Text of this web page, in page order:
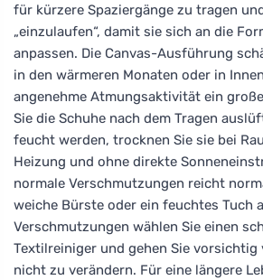
für kürzere Spaziergänge zu tragen
„einzulaufen“, damit sie sich an die
anpassen. Die Canvas-Ausführung
in den wärmeren Monaten oder in
angenehme Atmungsaktivität ein
Sie die Schuhe nach dem Tragen
feucht werden, trocknen Sie sie bei
Heizung und ohne direkte
normale Verschmutzungen reicht
weiche Bürste oder ein feuchtes Tuch
Verschmutzungen wählen Sie einen
Textilreiniger und gehen Sie vorsichtig
nicht zu verändern. Für eine längere